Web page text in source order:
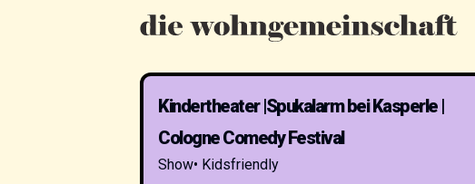
Kindertheater |Spukalarm bei Kasperle |
Cologne Comedy Festival
Show• Kidsfriendly